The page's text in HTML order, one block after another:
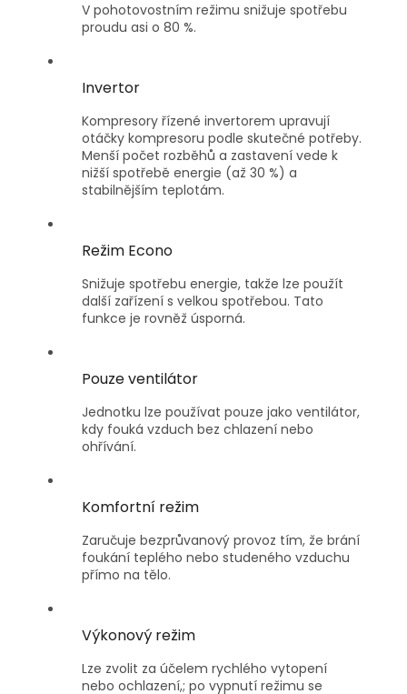
V pohotovostním režimu snižuje spotřebu
proudu asi o 80 %.
Invertor
Kompresory řízené invertorem upravují
otáčky kompresoru podle skutečné potřeby.
Menší počet rozběhů a zastavení vede k
nižší spotřebě energie (až 30 %) a
stabilnějším teplotám.
Režim Econo
Snižuje spotřebu energie, takže lze použít
další zařízení s velkou spotřebou. Tato
funkce je rovněž úsporná.
Pouze ventilátor
Jednotku lze používat pouze jako ventilátor,
kdy fouká vzduch bez chlazení nebo
ohřívání.
Komfortní režim
Zaručuje bezprůvanový provoz tím, že brání
foukání teplého nebo studeného vzduchu
přímo na tělo.
Výkonový režim
Lze zvolit za účelem rychlého vytopení
nebo ochlazení,; po vypnutí režimu se